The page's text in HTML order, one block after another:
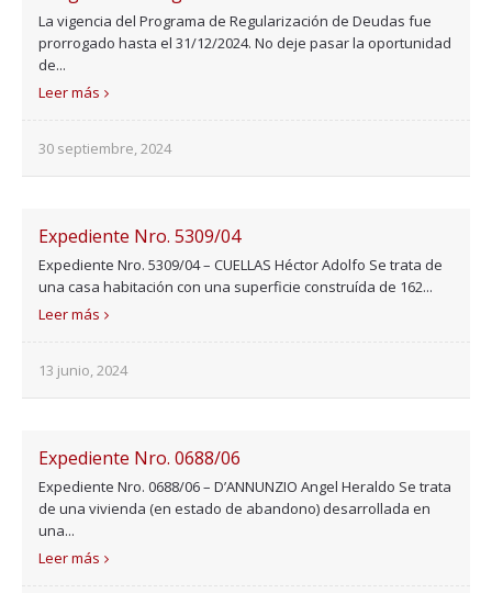
La vigencia del Programa de Regularización de Deudas fue
prorrogado hasta el 31/12/2024. No deje pasar la oportunidad
de...
Leer más
30 septiembre, 2024
Expediente Nro. 5309/04
Expediente Nro. 5309/04 – CUELLAS Héctor Adolfo Se trata de
una casa habitación con una superficie construída de 162...
Leer más
13 junio, 2024
Expediente Nro. 0688/06
Expediente Nro. 0688/06 – D’ANNUNZIO Angel Heraldo Se trata
de una vivienda (en estado de abandono) desarrollada en
una...
Leer más